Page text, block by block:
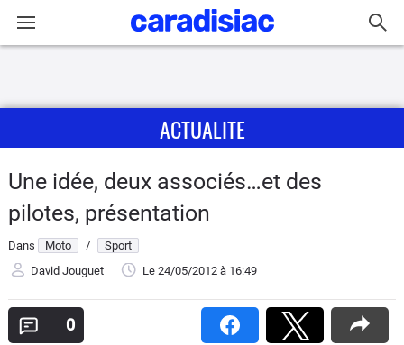
Actu
Essais
Equipement
Avis
ACTUALITE
Une idée, deux associés…et des
pilotes, présentation
Dans Moto /
Sport
David Jouguet
Le 24/05/2012 à 16:49
0